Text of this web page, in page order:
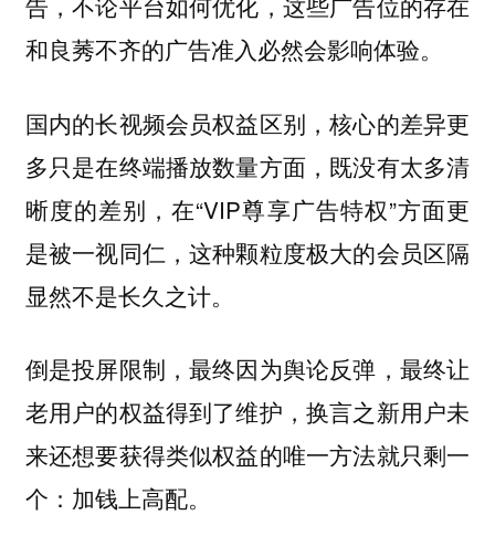
和良莠不齐的广告准入必然会影响体验。
国内的长视频会员权益区别，核心的差异更
多只是在终端播放数量方面，既没有太多清
晰度的差别，在“VIP尊享广告特权”方面更
是被一视同仁，这种颗粒度极大的会员区隔
显然不是长久之计。
倒是投屏限制，最终因为舆论反弹，最终让
老用户的权益得到了维护，换言之新用户未
来还想要获得类似权益的唯一方法就只剩一
个：加钱上高配。